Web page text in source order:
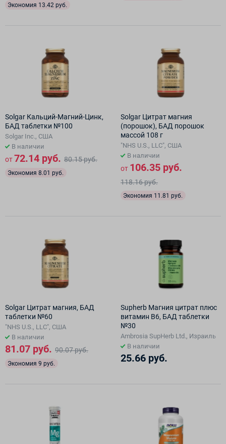
Экономия 13.42 руб.
Solgar Кальций-Магний-Цинк,
БАД таблетки №100
Solgar Inc., США
В наличии
от72.14 руб. 80.15 руб.
Экономия 8.01 руб.
Solgar Цитрат магния
(порошок), БАД порошок
массой 108 г
"NHS U.S., LLC", США
В наличии
от 106.35 руб.
118.16 руб.
Экономия 11.81 руб.
Solgar Цитрат магния, БАД
таблетки №60
"NHS U.S., LLC", США
В наличии
81.07 руб. 90.07 руб.
Экономия 9 руб.
Supherb Магния цитрат плюс
витамин В6, БАД таблетки
№30
Ambrosia SupHerb Ltd., Израиль
В наличии
25.66 руб.